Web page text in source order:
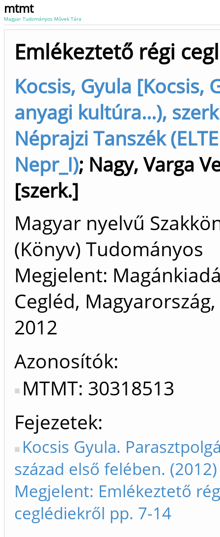
mtmt
Magyar Tudományos Művek Tára
Emlékeztető régi
Kocsis, Gyula [Kocsis,
anyagi kultúra...),
Néprajzi Tanszék
Nepr_I); Nagy, Varga
[szerk.]
Magyar nyelvű
(Könyv) Tudományos
Megjelent:
Cegléd,
2012
Azonosítók
MTMT: 30318513
Fejezetek
Kocsis Gyula.
század első felében. (2012)
Megjelent: Emlékeztető
ceglédiekről pp. 7-14